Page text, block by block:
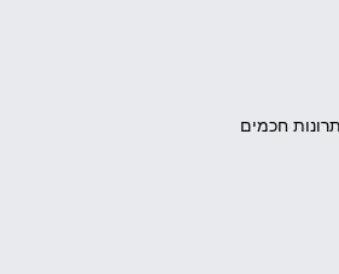
חכמים